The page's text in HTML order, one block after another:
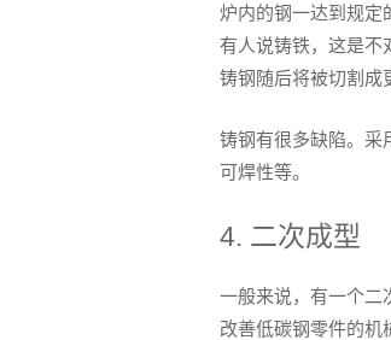
炉内的钢一达到规定
有人说铸铁，这是不
铸钢随后将被切割成
铸钢有很多缺陷。采
可焊性等。
4. 二次成型
一般来说，有一个二
改善低碳钢零件的机